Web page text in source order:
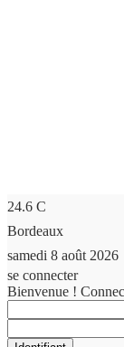
24.6 C
Bordeaux
samedi 8 août 2026
se connecter
Bienvenue !